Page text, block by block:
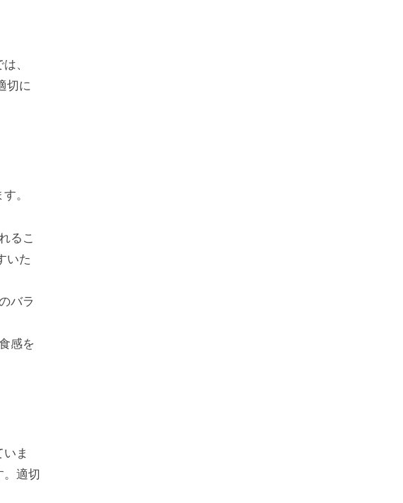
、
切に
。
るこ
いた
バラ
感を
ま
。適切